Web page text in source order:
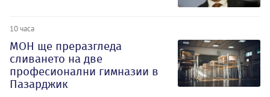
10 часа
МОН ще преразгледа
сливането на две
професионални гимназии в
Пазарджик